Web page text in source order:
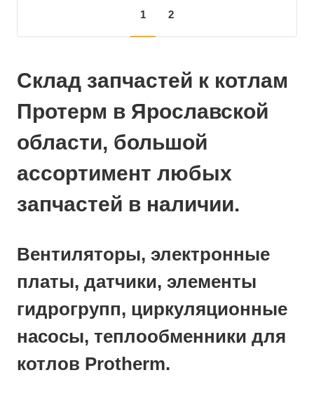
1 2
Склад запчастей к котлам
Протерм в Ярославской
области, большой
ассортимент любых
запчастей в наличии.
Вентиляторы, электронные
платы, датчики, элементы
гидрогрупп, циркуляционные
насосы, теплообменники для
котлов Protherm.